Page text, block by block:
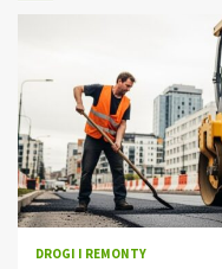
DROGI I REMONTY